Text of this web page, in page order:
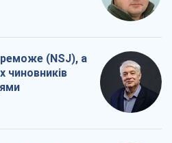
(NSJ), а
чиновників